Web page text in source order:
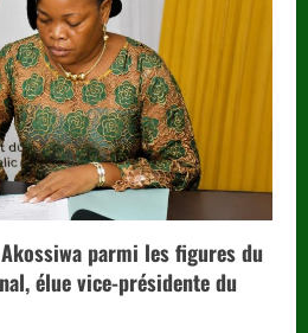
Akossiwa parmi les figures du
élue vice-présidente du